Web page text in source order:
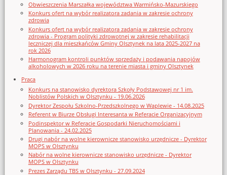
Obwieszczenia Marszałka województwa Warmińsko-Mazurskiego
Konkurs ofert na wybór realizatora zadania w zakresie ochrony
zdrowia
Konkurs ofert na wybór realizatora zadania w zakresie ochrony
zdrowia - Program polityki zdrowotnej w zakresie rehabilitacji
leczniczej dla mieszkańców Gminy Olsztynek na lata 2025-2027 na
rok 2026
Harmonogram kontroli punktów sprzedaży i podawania napojów
alkoholowych w 2026 roku na terenie miasta i gminy Olsztynek
Praca
Konkurs na stanowisko dyrektora Szkoły Podstawowej nr 1 im.
Noblistów Polskich w Olsztynku - 19.06.2026
Dyrektor Zespołu Szkolno-Przedszkolnego w Waplewie - 14.08.2025
Referent w Biurze Obsługi Interesanta w Referacie Organizacyjnym
Podinspektor w Referacie Gospodarki Nieruchomościami i
Planowania - 24.02.2025
Drugi nabór na wolne kierownicze stanowisko urzędnicze - Dyrektor
MOPS w Olsztynku
Nabór na wolne kierownicze stanowisko urzędnicze - Dyrektor
MOPS w Olsztynku
Prezes Zarządu TBS w Olsztynku - 27.09.2024